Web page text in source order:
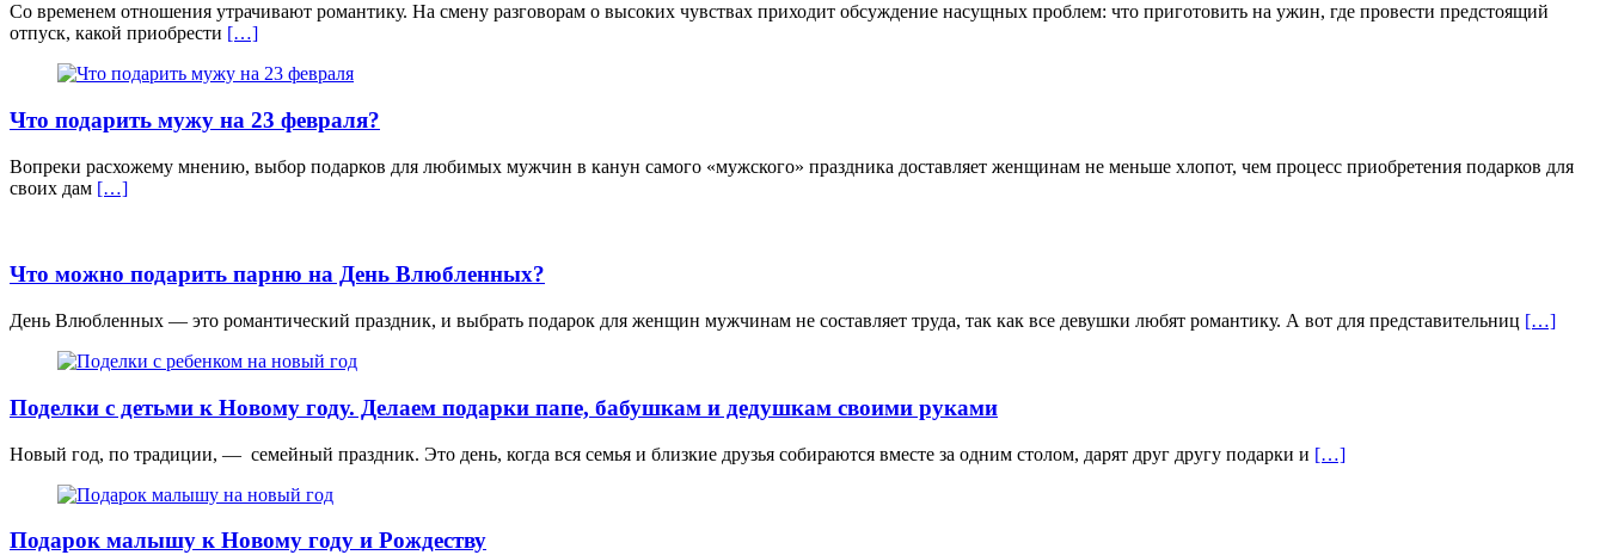
Со временем отношения утрачивают романтику. На смену разговорам о высоких чувствах приходит обсуждение насущных проблем: что приготовить на ужин, где провести предстоящий
отпуск, какой приобрести […]
Что подарить мужу на 23 февраля?
Вопреки расхожему мнению, выбор подарков для любимых мужчин в канун самого «мужского» праздника доставляет женщинам не меньше хлопот, чем процесс приобретения подарков для
своих дам […]
Что можно подарить парню на День Влюбленных?
День Влюбленных — это романтический праздник, и выбрать подарок для женщин мужчинам не составляет труда, так как все девушки любят романтику. А вот для представительниц […]
Поделки с детьми к Новому году. Делаем подарки папе, бабушкам и дедушкам своими руками
Новый год, по традиции, — семейный праздник. Это день, когда вся семья и близкие друзья собираются вместе за одним столом, дарят друг другу подарки и […]
Подарок малышу к Новому году и Рождеству